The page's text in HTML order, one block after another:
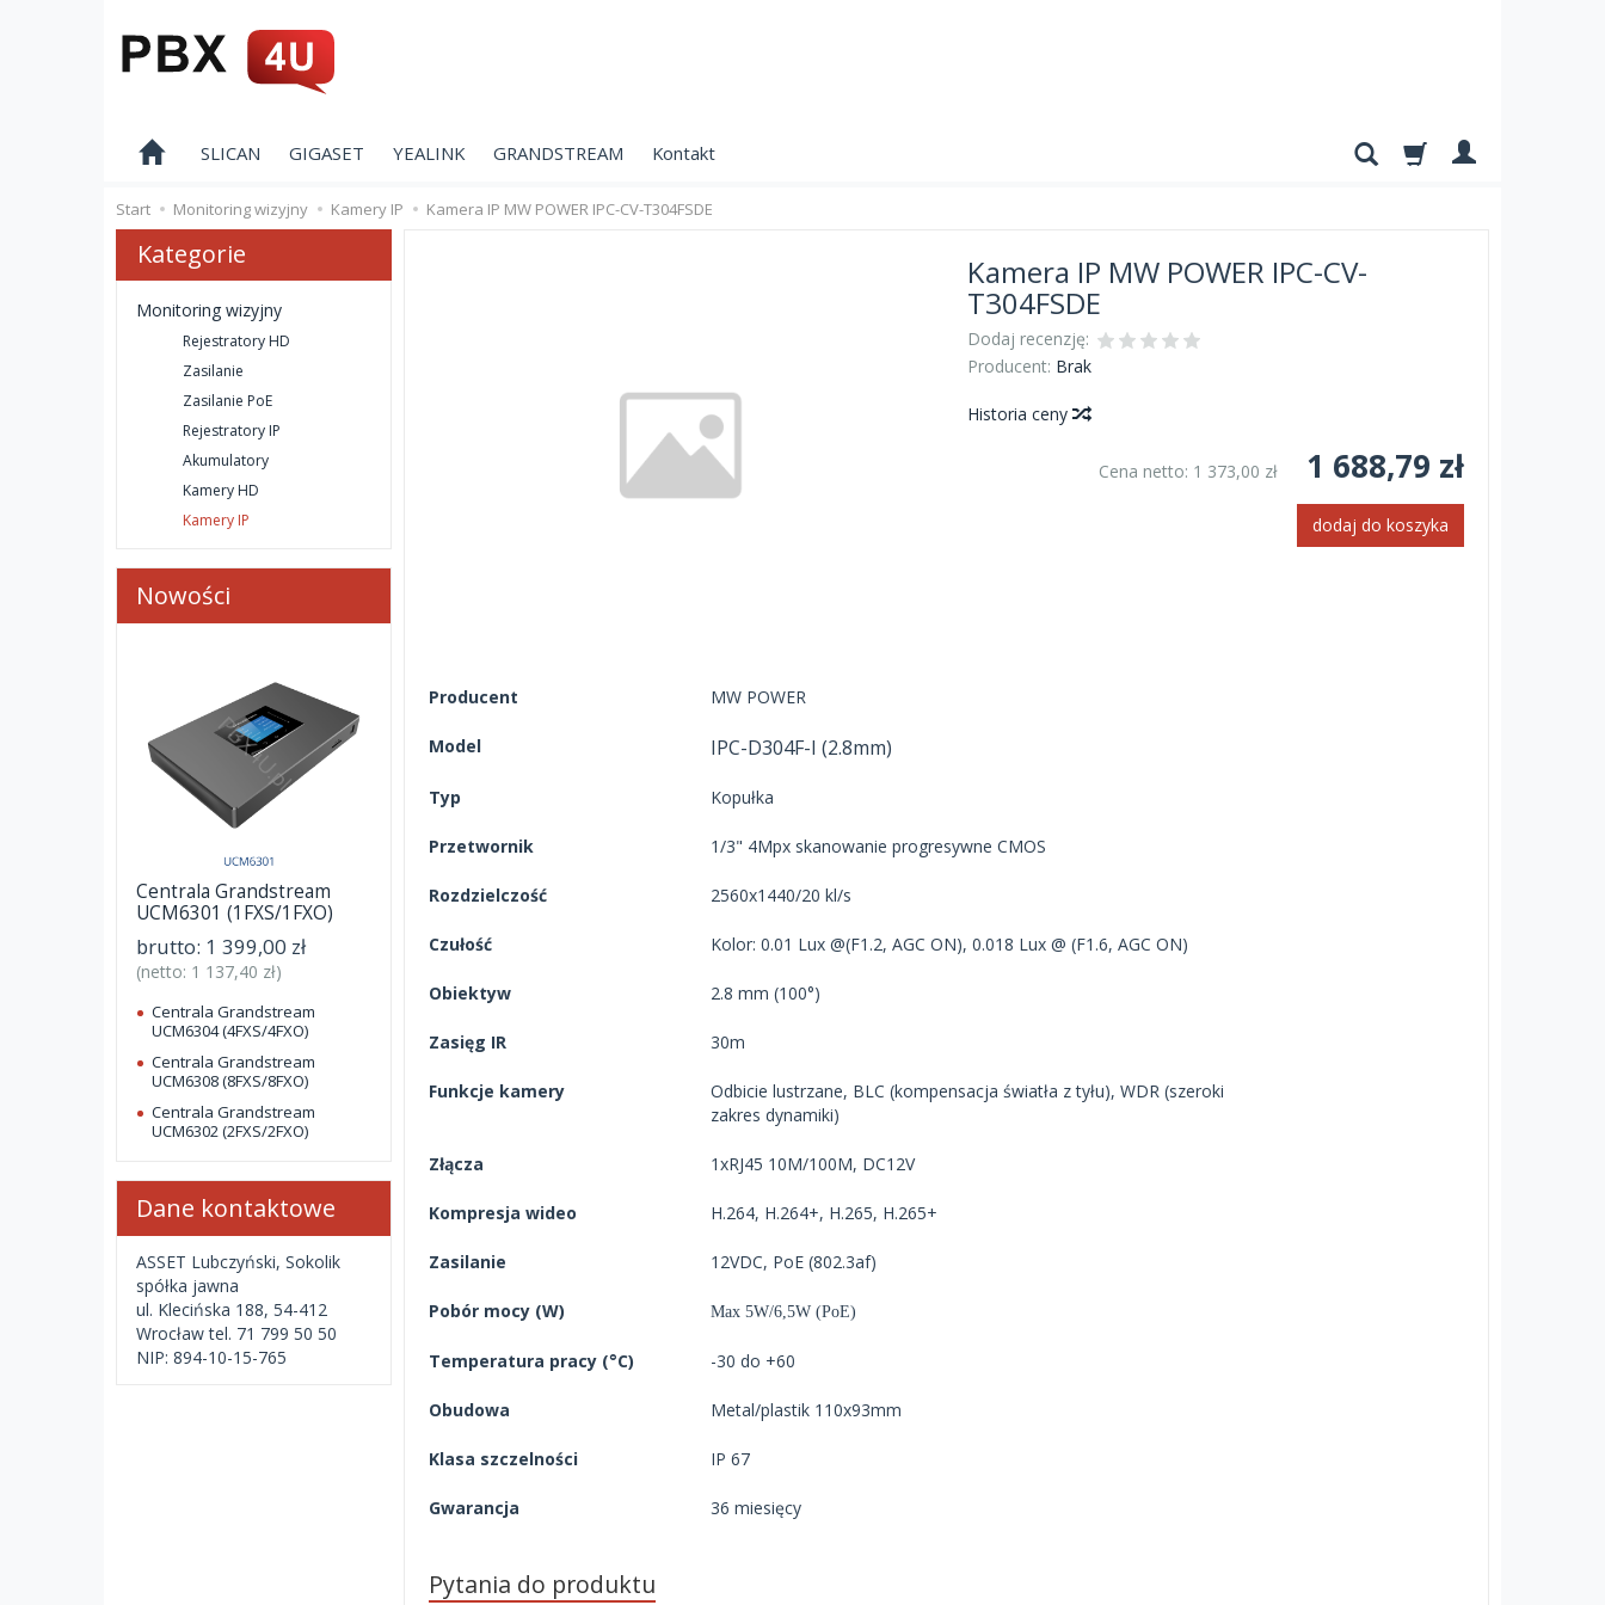
SLICAN GIGASET YEALINK GRANDSTREAM Kontakt
Start Monitoring wizyjny Kamery IP Kamera IP MW POWER IPC-CV-T304FSDE
Kamera IP MW POWER IPC-CV-
T304FSDE
Dodaj recenzję:
Producent: Brak
Historia ceny
Cena netto: 1 373,00 zł 1 688,79 zł
dodaj do koszyka
Producent MW POWER
Model IPC-D304F-I (2.8mm)
Typ Kopułka
Przetwornik 1/3" 4Mpx skanowanie progresywne CMOS
Rozdzielczość 2560x1440/20 kl/s
Czułość Kolor: 0.01 Lux @(F1.2, AGC ON), 0.018 Lux @ (F1.6, AGC ON)
Obiektyw 2.8 mm (100°)
Zasięg IR 30m
Funkcje kamery
Odbicie lustrzane, BLC (kompensacja światła z tyłu), WDR (szeroki
zakres dynamiki)
Złącza 1xRJ45 10M/100M, DC12V
Kompresja wideo H.264, H.264+, H.265, H.265+
Zasilanie 12VDC, PoE (802.3af)
Pobór mocy (W) Max5W/6,5W (PoE)
Temperatura pracy (°C) -30 do +60
Obudowa Metal/plastik 110x93mm
Klasa szczelności IP 67
Gwarancja 36 miesięcy
Pytania do produktu
Kategorie
Monitoring wizyjny
Rejestratory HD
Zasilanie
Zasilanie PoE
Rejestratory IP
Akumulatory
Kamery HD
Kamery IP
Nowości
Centrala Grandstream
UCM6301 (1FXS/1FXO)
brutto: 1 399,00 zł
(netto: 1 137,40 zł)
Centrala Grandstream
UCM6304 (4FXS/4FXO)
Centrala Grandstream
UCM6308 (8FXS/8FXO)
Centrala Grandstream
UCM6302 (2FXS/2FXO)
Dane kontaktowe
ASSET Lubczyński, Sokolik
spółka jawna
ul. Klecińska 188, 54-412
Wrocław tel. 71 799 50 50
NIP: 894-10-15-765